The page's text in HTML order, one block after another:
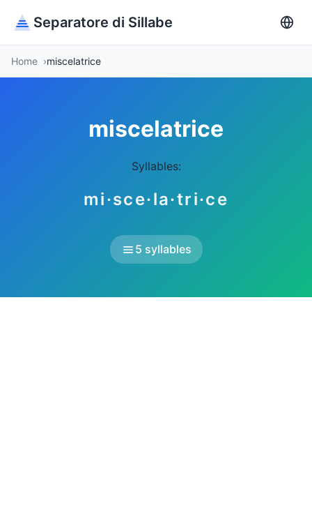
Separatore di Sillabe
Home miscelatrice
miscelatrice
Syllables:
mi·sce·la·tri·ce
5 syllables